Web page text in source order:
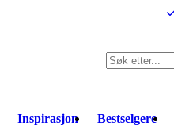
Inspirasjon Bestselgere